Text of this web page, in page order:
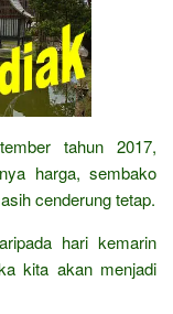
tahun 2017,
harga, sembako
cenderung tetap.
hari kemarin
kita akan menjadi